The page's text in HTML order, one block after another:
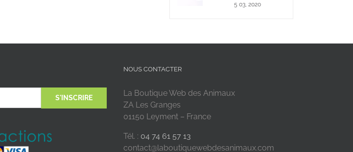
5 03, 2020
NOUS CONTACTER
La Boutique Web des Animaux
ZA Les Granges
01150 Leyment – France
Tél. : 04 74 61 57 13
contact@laboutiquewebdesanimaux.com